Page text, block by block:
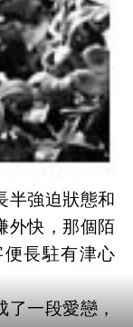
半強迫狀態和
外快，那個陌
長駐有津心
一段愛戀，